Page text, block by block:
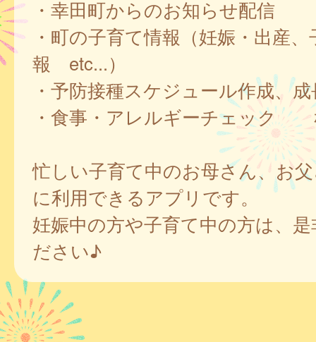
・幸田町からのお知らせ配信
・町の子育て情報（妊娠・出産
報 etc...）
・予防接種スケジュール作成、
・食事・アレルギーチェック
忙しい子育て中のお母さん、お
に利用できるアプリです。
妊娠中の方や子育て中の方は、
ださい♪